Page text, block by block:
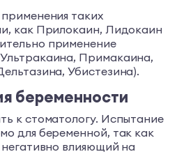
таких
как Прилокаин, Лидокаин
применение
Примакаина,
Убистезина).
беременности
к стоматологу. Испытание
для беременной, так как
влияющий на